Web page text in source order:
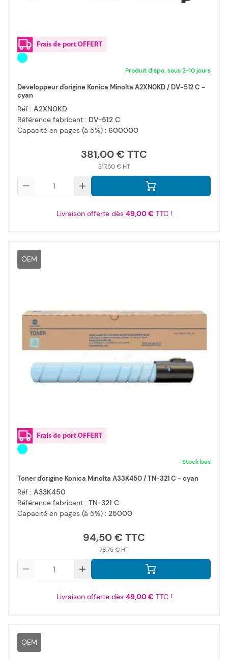
Produit dispo. sous 2-10 jours
Développeur d'origine Konica Minolta A2XN0KD / DV-512 C -
cyan
Réf : A2XN0KD
Référence fabricant : DV-512 C
Capacité en pages (à 5%) : 600000
381,00 €
317,50 €
Livraison offerte dès 49,00 €TTC !
OEM
Stock bas
Toner d'origine Konica Minolta A33K450 / TN-321 C - cyan
Réf : A33K450
Référence fabricant : TN-321 C
Capacité en pages (à 5%) : 25000
94,50 €
78,75 €
Livraison offerte dès 49,00 €TTC !
OEM